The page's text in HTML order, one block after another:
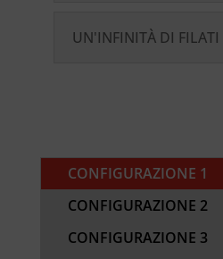
UN'INFINITÀ DI FILATI
CONFIGURAZIONE 1
CONFIGURAZIONE 2
CONFIGURAZIONE 3